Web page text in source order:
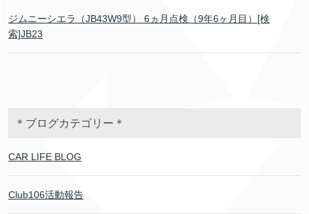
ジムニーシエラ（JB43W9型） 6ヵ月点検（9年6ヶ月目）[検
索]JB23
＊ブログカテゴリー＊
CAR LIFE BLOG
Club106活動報告